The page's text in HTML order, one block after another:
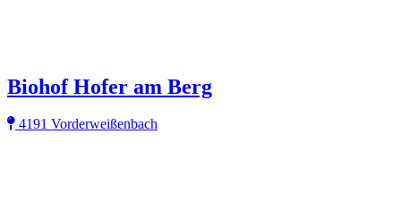
Biohof Hofer am Berg
4191 Vorderweißenbach